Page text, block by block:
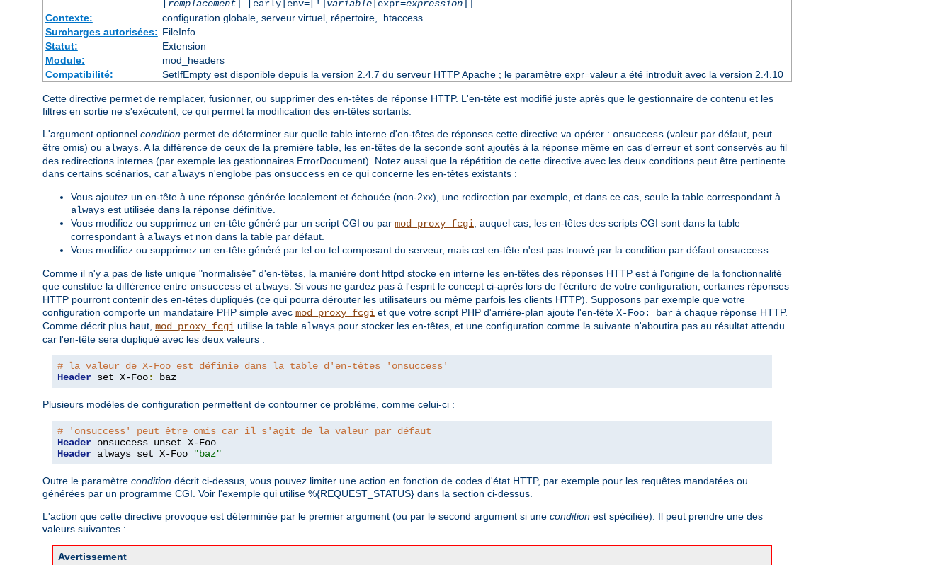
[remplacement] [early|env=[!] variable|expr=expression]]
Contexte:
configuration globale, serveur virtuel, répertoire, .htaccess
Surcharges autorisées: FileInfo
Statut:
Extension
Module:
mod_headers
Compatibilité:
SetIfEmpty est disponible depuis la version 2.4.7 du serveur HTTP Apache ; le paramètre expr=valeur a été introduit avec la version 2.4.10
Cette directive permet de remplacer, fusionner, ou supprimer des en-têtes de réponse HTTP. L'en-tête est modifié juste après que le gestionnaire de contenu et les
filtres en sortie ne s'exécutent, ce qui permet la modification des en-têtes sortants.
L'argument optionnel condition permet de déterminer sur quelle table interne d'en-têtes de réponses cette directive va opérer : onsuccess (valeur par défaut, peut
être omis) ou always . A la différence de ceux de la première table, les en-têtes de la seconde sont ajoutés à la réponse même en cas d'erreur et sont conservés au fil
des redirections internes (par exemple les gestionnaires ErrorDocument). Notez aussi que la répétition de cette directive avec les deux conditions peut être pertinente
dans certains scénarios, car always n'englobe pas onsuccess en ce qui concerne les en-têtes existants :
Vous ajoutez un en-tête à une réponse générée localement et échouée (non-2xx), une redirection par exemple, et dans ce cas, seule la table correspondant à
always est utilisée dans la réponse définitive.
Vous modifiez ou supprimez un en-tête généré par un script CGI ou par mod_proxy_fcgi , auquel cas, les en-têtes des scripts CGI sont dans la table
correspondant à always et non dans la table par défaut.
Vous modifiez ou supprimez un en-tête généré par tel ou tel composant du serveur, mais cet en-tête n'est pas trouvé par la condition par défaut onsuccess
Comme il n'y a pas de liste unique "normalisée" d'en-têtes, la manière dont httpd stocke en interne les en-têtes des réponses HTTP est à l'origine de la fonctionnalité
que constitue la différence entre onsuccess et always . Si vous ne gardez pas à l'esprit le concept ci-après lors de l'écriture de votre configuration, certaines réponses
HTTP pourront contenir des en-têtes dupliqués (ce qui pourra dérouter les utilisateurs ou même parfois les clients HTTP). Supposons par exemple que votre
configuration comporte un mandataire PHP simple avec mod_proxy_fcgi et que votre script PHP d'arrière-plan ajoute l'en-tête X-Foo: bar à chaque réponse HTTP.
Comme décrit plus haut, mod_proxy_fcgi utilise la table always pour stocker les en-têtes, et une configuration comme la suivante n'aboutira pas au résultat attendu
car l'en-tête sera dupliqué avec les deux valeurs :
# la valeur de X-Foo est définie dans la table d'en-têtes 'onsuccess'
Header set X-Foo: baz
Plusieurs modèles de configuration permettent de contourner ce problème, comme celui-ci :
# 'onsuccess' peut être omis car il s'agit de la valeur par défaut
Header
Header always set X-Foo "baz"
Outre le paramètre condition décrit ci-dessus, vous pouvez limiter une action en fonction de codes d'état HTTP, par exemple pour les requêtes mandatées ou
générées par un programme CGI. Voir l'exemple qui utilise %{REQUEST_STATUS} dans la section ci-dessus.
L'action que cette directive provoque est déterminée par le premier argument (ou par le second argument si une condition est spécifiée). Il peut prendre une des
valeurs suivantes :
Avertissement